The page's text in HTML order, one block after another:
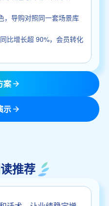
，导购对照同一套场景库
比增长超 90%，会员转化
案
示
推荐